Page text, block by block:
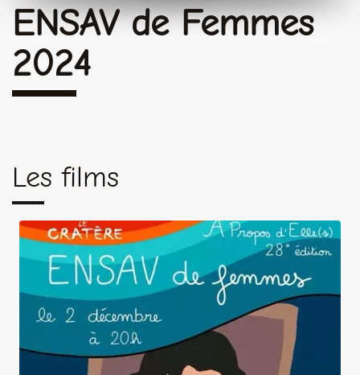
ENSAV de Femmes
2024
Les films